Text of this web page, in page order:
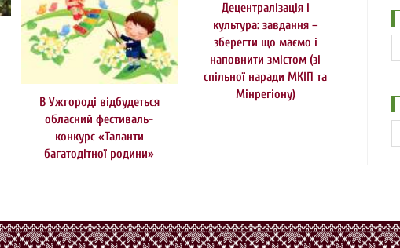
В Ужгороді відбудеться
обласний фестиваль-
конкурс «Таланти
багатодітної родини»
Децентралізація і
культура: завдання –
зберегти що маємо і
наповнити змістом (зі
спільної наради МКІП та
Мінрегіону)